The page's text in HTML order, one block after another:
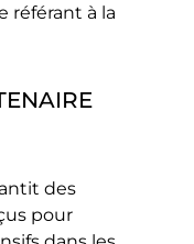
référant à la
des
pour